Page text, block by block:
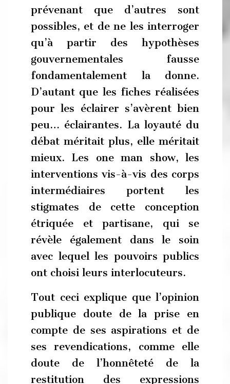
prévenant que d’autres sont
possibles, et de ne les interroger
qu’à partir des hypothèses
gouvernementales fausse
fondamentalement la donne.
D’autant que les fiches réalisées
pour les éclairer s’avèrent bien
peu… éclairantes. La loyauté du
débat méritait plus, elle méritait
mieux. Les one man show, les
interventions vis-à-vis des corps
intermédiaires portent les
stigmates de cette conception
étriquée et partisane, qui se
révèle également dans le soin
avec lequel les pouvoirs publics
ont choisi leurs interlocuteurs.
Tout ceci explique que l’opinion
publique doute de la prise en
compte de ses aspirations et de
ses revendications, comme elle
doute de l’honnêteté de la
restitution des expressions